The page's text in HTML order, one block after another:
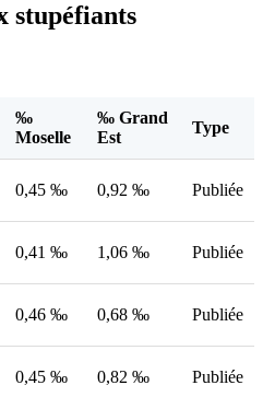
stupéfiants
‰
Moselle
‰ Grand
Est
Type
0,45 ‰ 0,92 ‰ Publiée
0,41 ‰ 1,06 ‰ Publiée
0,46 ‰ 0,68 ‰ Publiée
0,45 ‰ 0,82 ‰ Publiée